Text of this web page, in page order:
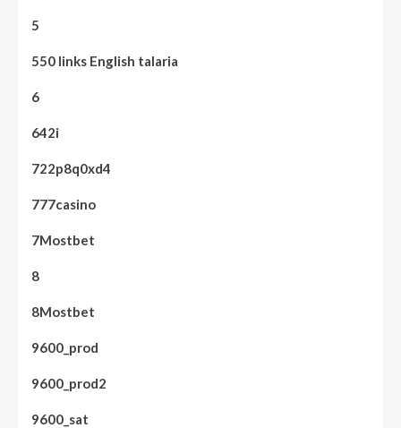
5
550 links English talaria
6
642i
722p8q0xd4
777casino
7Mostbet
8
8Mostbet
9600_prod
9600_prod2
9600_sat